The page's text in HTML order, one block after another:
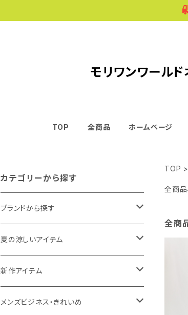
モリワンワールド
TOP 全商品 ホームページ
TOP
全商品
全商
カテゴリーから探す
ブランドから探す
THE NORTH FACE
NANGA
1PIU1UGUALE3 RELAX
夏の涼しいアイテム
メンズ
レディース
新作アイテム
メンズ
メンズビジネス・きれいめ